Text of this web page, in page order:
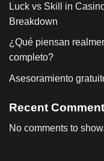
Luck vs Skill in
Breakdown
¿Qué piensan
completo?
Asesoramiento
Recent
No comments to show.